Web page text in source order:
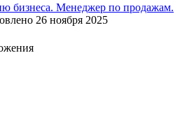
бизнеса. Менеджер по продажам.
26 ноября 2025